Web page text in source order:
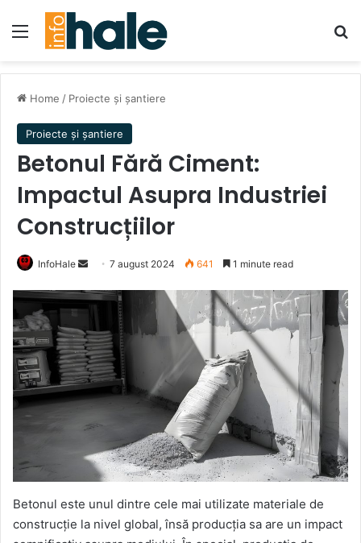
Menu
Home / Proiecte și șantiere
Proiecte și șantiere
Betonul Fără Ciment:
Impactul Asupra Industriei
Construcțiilor
InfoHale
Send
email
7 august 2024 641 1 minute read
Betonul este unul dintre cele mai utilizate materiale de
construcție la nivel global, însă producția sa are un impact